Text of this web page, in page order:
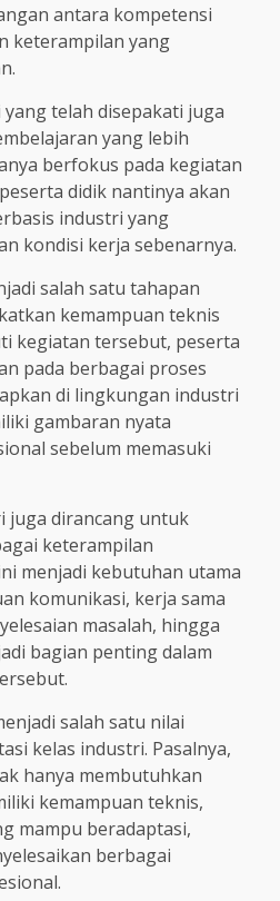
antara kompetensi
keterampilan yang
telah disepakati juga
yang lebih
berfokus pada kegiatan
didik nantinya akan
industri yang
kondisi kerja sebenarnya.
salah satu tahapan
kemampuan teknis
kegiatan tersebut, peserta
pada berbagai proses
di lingkungan industri
gambaran nyata
sebelum memasuki
juga dirancang untuk
keterampilan
menjadi kebutuhan utama
komunikasi, kerja sama
masalah, hingga
bagian penting dalam
salah satu nilai
kelas industri. Pasalnya,
hanya membutuhkan
kemampuan teknis,
mampu beradaptasi,
berbagai